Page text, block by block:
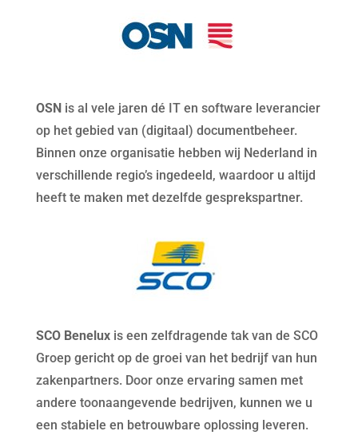
OSNis al vele jaren dé IT en software leverancier
op het gebied van (digitaal) documentbeheer.
Binnen onze organisatie hebben wij Nederland in
verschillende regio’s ingedeeld, waardoor u altijd
heeft te maken met dezelfde gesprekspartner.
SCO Beneluxis een zelfdragende tak van de SCO
Groep gericht op de groei van het bedrijf van hun
zakenpartners. Door onze ervaring samen met
andere toonaangevende bedrijven, kunnen we u
een stabiele en betrouwbare oplossing leveren.